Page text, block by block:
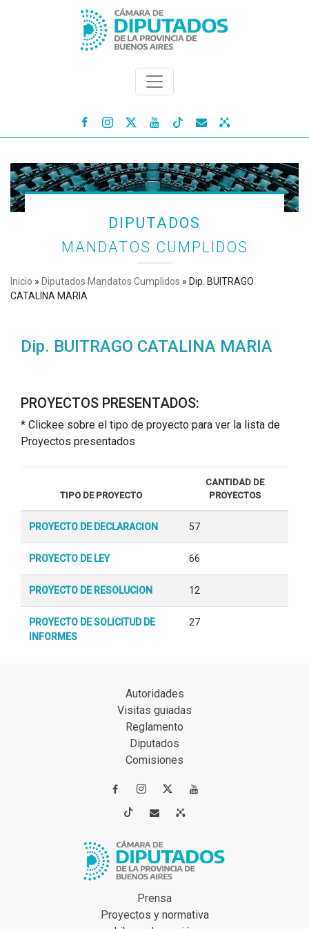
   
DIPUTADOS
MANDATOS CUMPLIDOS
Inicio » Diputados Mandatos Cumplidos » Dip. BUITRAGO
CATALINA MARIA
Dip. BUITRAGO CATALINA MARIA
PROYECTOS PRESENTADOS:
* Clickee sobre el tipo de proyecto para ver la lista de
Proyectos presentados
TIPO DE PROYECTO
CANTIDAD DE
PROYECTOS
PROYECTO DE DECLARACION 57
PROYECTO DE LEY 66
PROYECTO DE RESOLUCION 12
PROYECTO DE SOLICITUD DE
INFORMES
27
Autoridades
Visitas guiadas
Reglamento
Diputados
Comisiones
 
 
Prensa
Proyectos y normativa